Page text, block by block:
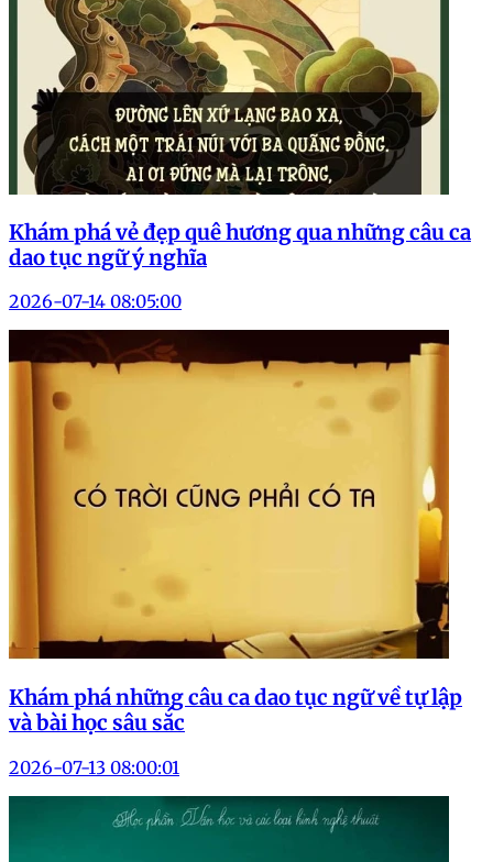
Khám phá vẻ đẹp quê hương qua những câu ca
dao tục ngữ ý nghĩa
2026-07-14 08:05:00
Khám phá những câu ca dao tục ngữ về tự lập
và bài học sâu sắc
2026-07-13 08:00:01